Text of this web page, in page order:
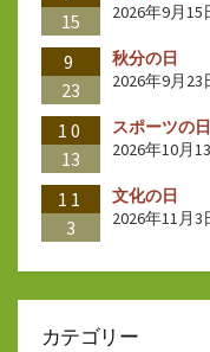
15
2026年9月15
9
23
秋分の日
2026年9月23
10
13
スポーツの日
2026年10月
11
3
文化の日
2026年11月3
カテゴリー